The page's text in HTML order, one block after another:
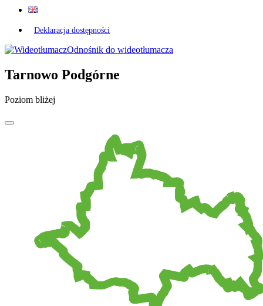
Deklaracja dostępności
Odnośnik do wideotłumacza
Tarnowo Podgórne
Poziom bliżej